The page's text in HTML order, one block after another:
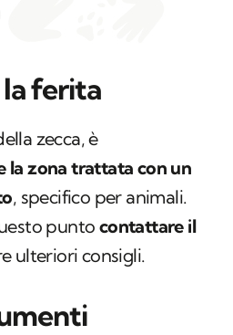
ferita
zecca, è
la zona trattata con un
, specifico per animali.
punto contattare il
ulteriori consigli.